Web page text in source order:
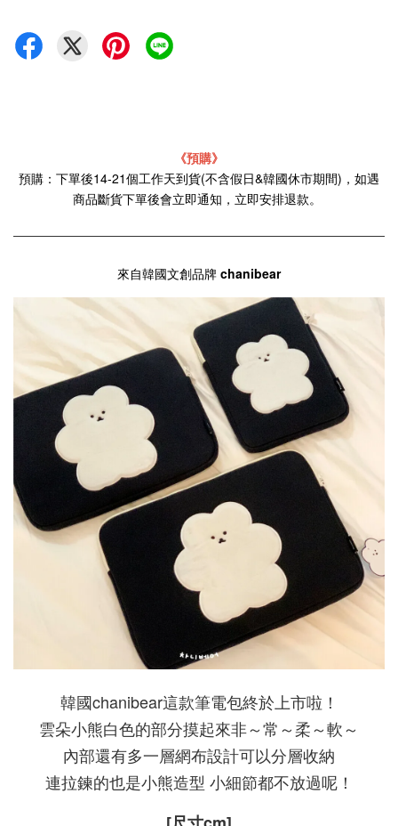
《預購》
預購：下單後14-21個工作天到貨(不含假日&韓國休市期間)，如遇
商品斷貨下單後會立即通知，立即安排退款。
來自韓國文創品牌 chanibear
韓國chanibear這款筆電包終於上市啦！
雲朵小熊白色的部分摸起來非～常～柔～軟～
內部還有多一層網布設計可以分層收納
連拉鍊的也是小熊造型 小細節都不放過呢！